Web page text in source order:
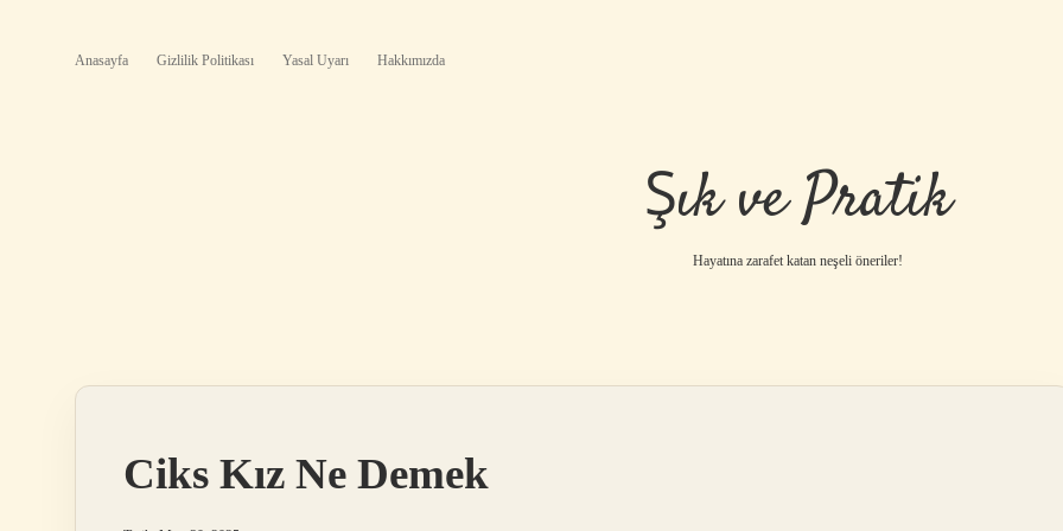
Anasayfa Gizlilik Politikası Yasal Uyarı Hakkımızda
Şık ve Pratik
Hayatına zarafet katan neşeli öneriler!
Ciks Kız Ne Demek